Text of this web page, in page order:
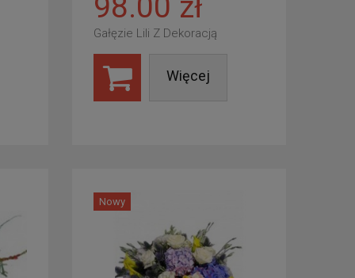
Gałęzie Lili Z Dekoracją
Więcej
Nowy